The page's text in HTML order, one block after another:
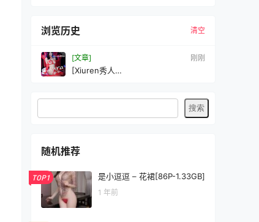
浏览历史 清空
[文章] 刚刚
[Xiuren秀人
随机推荐
TOP1 是小逗逗 – 花裙[86P-1.33GB]
1 年前